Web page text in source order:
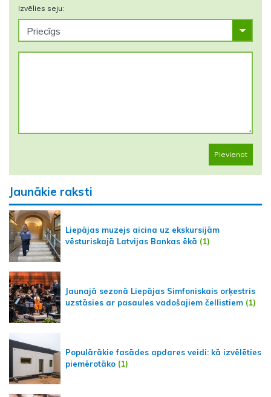
Izvēlies seju:
Pievienot
Jaunākie raksti
Liepājas muzejs aicina uz ekskursijām
vēsturiskajā Latvijas Bankas ēkā (1)
Jaunajā sezonā Liepājas Simfoniskais orķestris
uzstāsies ar pasaules vadošajiem čellistiem (1)
Populārākie fasādes apdares veidi: kā izvēlēties
piemērotāko (1)